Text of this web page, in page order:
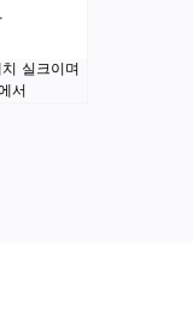
실크이며
서